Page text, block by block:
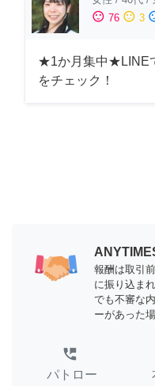
sentiment_satisfied 76 sentiment_neutral 3
★1か月集中★LINE
をチェック！
報酬は取引
に振り込ま
でも不審な
ーがあった
perm_phone_msg
パトロー